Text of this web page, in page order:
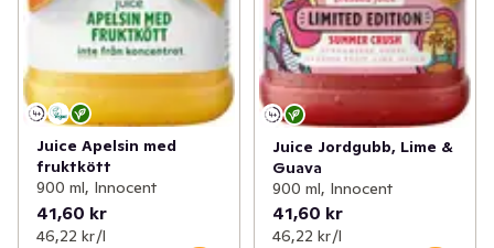
Juice Apelsin med
fruktkött
900 ml, Innocent
41,60 kr
46,22 kr /l
Juice Jordgubb, Lime &
Guava
900 ml, Innocent
41,60 kr
46,22 kr /l